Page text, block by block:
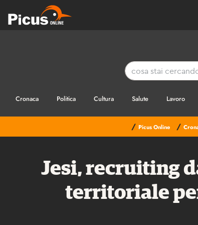
Cronaca Politica Cultura Salute Lavoro
/ Picus Online /
Jesi, recruiting
territoriale